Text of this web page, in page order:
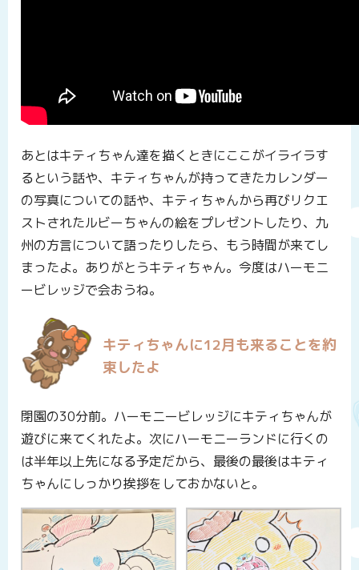
あとはキティちゃん達を描くときにここがイライラす
るという話や、キティちゃんが持ってきたカレンダー
の写真についての話や、キティちゃんから再びリクエ
ストされたルビーちゃんの絵をプレゼントしたり、九
州の方言について語ったりしたら、もう時間が来てし
まったよ。ありがとうキティちゃん。今度はハーモニ
ービレッジで会おうね。
キティちゃんに12月も来ることを約
束したよ
閉園の30分前。ハーモニービレッジにキティちゃんが
遊びに来てくれたよ。次にハーモニーランドに行くの
は半年以上先になる予定だから、最後の最後はキティ
ちゃんにしっかり挨拶をしておかないと。